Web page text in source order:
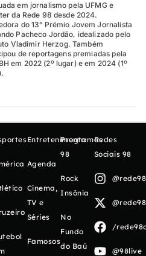
em jornalismo pela UFMG e
da Rede 98 desde 2024.
do 13° Prêmio Jovem Jornalista
Pacheco Jordão, idealizado pelo
Vladimir Herzog. Também
de reportagens premiadas pela
em 2022 (2º lugar) e em 2024 (1º
Entretenimento
Agenda
Cinema,
TV e
Séries
Famosos
Programas
98
Rock
Insônia
No
Fundo
do Baú
Redes
Sociais 98
/
@98live